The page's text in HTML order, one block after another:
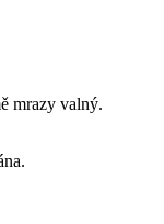
mrazy valný.